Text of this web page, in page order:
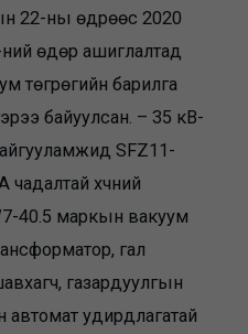
22-ны өдрөөс 2020
өдөр ашиглалтад
төгрөгийн барилга
байуулсан. – 35 кВ-
SFZ11-
хүчний
40.5 маркын вакуум
гал
газардуулгын
автомат удирдлагатай